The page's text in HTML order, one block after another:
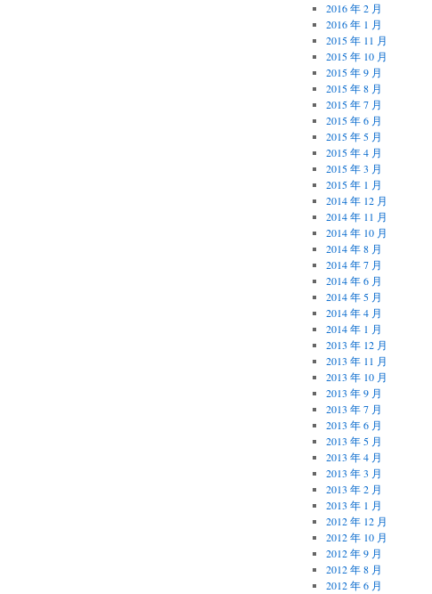
2016 年 2 月
2016 年 1 月
2015 年 11 月
2015 年 10 月
2015 年 9 月
2015 年 8 月
2015 年 7 月
2015 年 6 月
2015 年 5 月
2015 年 4 月
2015 年 3 月
2015 年 1 月
2014 年 12 月
2014 年 11 月
2014 年 10 月
2014 年 8 月
2014 年 7 月
2014 年 6 月
2014 年 5 月
2014 年 4 月
2014 年 1 月
2013 年 12 月
2013 年 11 月
2013 年 10 月
2013 年 9 月
2013 年 7 月
2013 年 6 月
2013 年 5 月
2013 年 4 月
2013 年 3 月
2013 年 2 月
2013 年 1 月
2012 年 12 月
2012 年 10 月
2012 年 9 月
2012 年 8 月
2012 年 6 月